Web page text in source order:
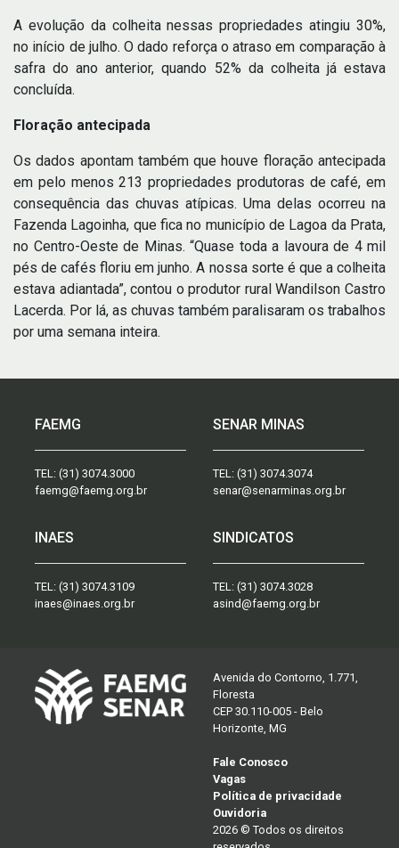
A evolução da colheita nessas propriedades atingiu 30%,
no início de julho. O dado reforça o atraso em comparação à
safra do ano anterior, quando 52% da colheita já estava
concluída.
Floração antecipada
Os dados apontam também que houve floração antecipada
em pelo menos 213 propriedades produtoras de café, em
consequência das chuvas atípicas. Uma delas ocorreu na
Fazenda Lagoinha, que fica no município de Lagoa da Prata,
no Centro-Oeste de Minas. “Quase toda a lavoura de 4 mil
pés de cafés floriu em junho. A nossa sorte é que a colheita
estava adiantada”, contou o produtor rural Wandilson Castro
Lacerda. Por lá, as chuvas também paralisaram os trabalhos
por uma semana inteira.
FAEMG
TEL: (31) 3074.3000
faemg@faemg.org.br
SENAR MINAS
TEL: (31) 3074.3074
senar@senarminas.org.br
INAES
TEL: (31) 3074.3109
inaes@inaes.org.br
SINDICATOS
TEL: (31) 3074.3028
asind@faemg.org.br
Avenida do Contorno, 1.771,
Floresta
CEP 30.110-005 - Belo
Horizonte, MG
Fale Conosco
Vagas
Política de privacidade
Ouvidoria
2026 © Todos os direitos